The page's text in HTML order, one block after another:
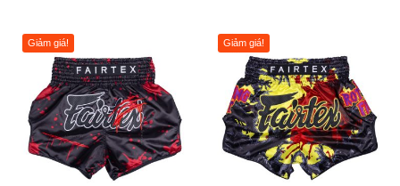
Giảm giá! Giảm giá!